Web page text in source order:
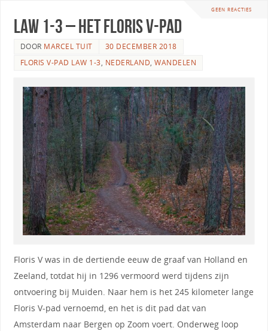
GEEN REACTIES
LAW 1-3 – Het Floris V-pad
DOOR MARCEL TUIT
30 DECEMBER 2018
FLORIS V-PAD LAW 1-3, NEDERLAND,WANDELEN
Floris V was in de dertiende eeuw de graaf van Holland en
Zeeland, totdat hij in 1296 vermoord werd tijdens zijn
ontvoering bij Muiden. Naar hem is het 245 kilometer lange
Floris V-pad vernoemd, en het is dit pad dat van
Amsterdam naar Bergen op Zoom voert. Onderweg loop